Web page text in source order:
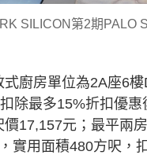
SILICON第2期PALO
式廚房單位為2A座6
除最多15%折扣優惠
價17,157元；最平兩
實用面積480方呎，